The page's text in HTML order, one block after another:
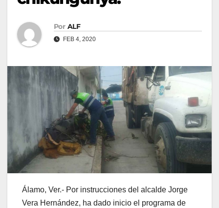
Por ALF
FEB 4, 2020
Álamo, Ver.- Por instrucciones del alcalde Jorge
Vera Hernández, ha dado inicio el programa de